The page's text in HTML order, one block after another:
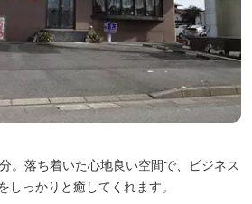
。落ち着いた心地良い空間で、ビジネス
っかりと癒してくれます。